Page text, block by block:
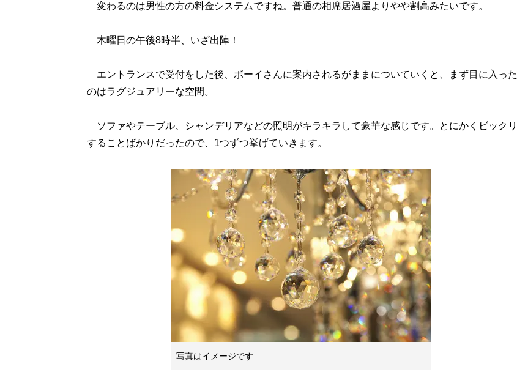
変わるのは男性の方の料金システムですね。普通の相席居酒屋よりやや割高みたいです。
木曜日の午後8時半、いざ出陣！
エントランスで受付をした後、ボーイさんに案内されるがままについていくと、まず目に入った
のはラグジュアリーな空間。
ソファやテーブル、シャンデリアなどの照明がキラキラして豪華な感じです。とにかくビックリ
することばかりだったので、1つずつ挙げていきます。
写真はイメージです